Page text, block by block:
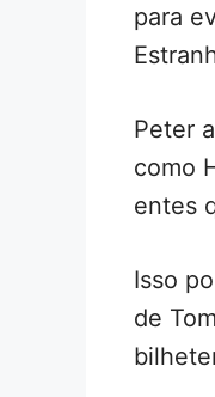
para
Peter
como
entes
Isso
de